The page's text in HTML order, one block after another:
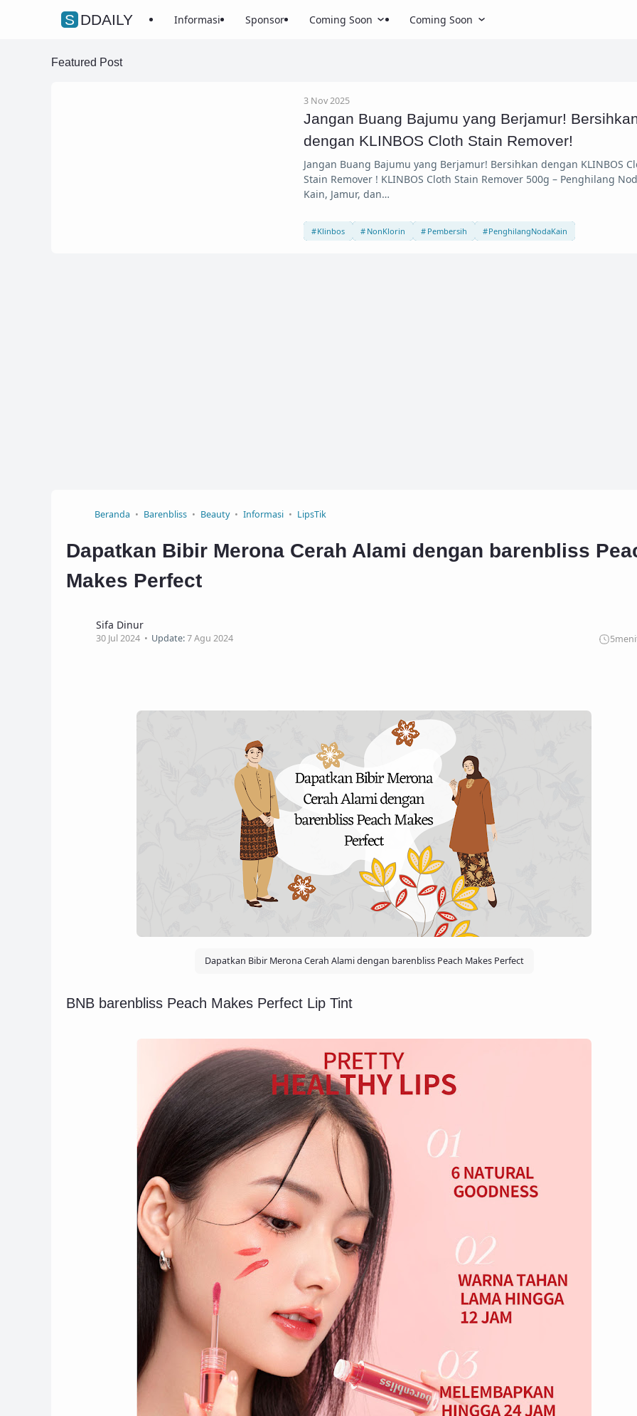
SDDAILY Informasi Sponsor Coming Soon Coming Soon
Featured Post
3 Nov 2025
Jangan Buang Bajumu yang Berjamur!
dengan KLINBOS Cloth Stain Remover!
Jangan Buang Bajumu yang Berjamur! Bersihkan dengan KLINBOS
Stain Remover ! KLINBOS Cloth Stain Remover 500g – Penghilang
Kain, Jamur, dan…
Klinbos NonKlorin Pembersih PenghilangNodaKain
Beranda Barenbliss Beauty Informasi LipsTik
Dapatkan Bibir Merona Cerah Alami dengan barenbliss
Makes Perfect
Sifa Dinur
30 Jul 2024 Update:7 Agu 2024 5
Dapatkan Bibir Merona Cerah Alami dengan barenbliss Peach Makes Perfect
BNB barenbliss Peach Makes Perfect Lip Tint